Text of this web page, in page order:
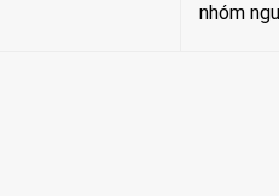
nhóm